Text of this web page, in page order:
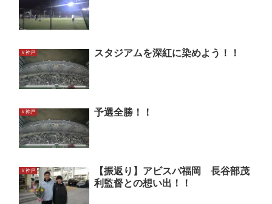
Ｖ神戸 スタジアムを深紅に染めよう！！
Ｖ神戸 予選全勝！！
Ｖ神戸
【振返り】アビスパ福岡 長谷部茂
利監督との想い出！！